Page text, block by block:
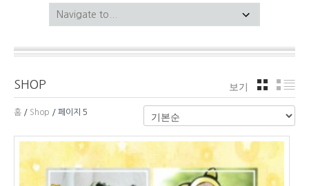
SHOP 보기 격자
홈 / Shop / 페이지 5